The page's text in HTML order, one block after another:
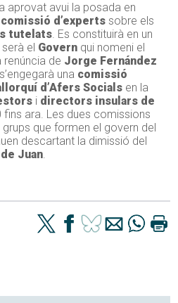
aprovat avui la posada en
comissió d’experts sobre els
tutelats. Es constituirà en un
el Govern qui nomeni el
de Jorge Fernández
una comissió
d’Afers Socials en la
i directors insulars de
fins ara. Les dues comissions
que formen el govern del
descartant la dimissió del
Juan.